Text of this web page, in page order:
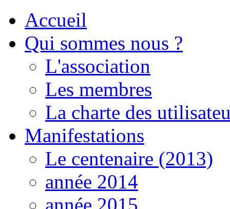
Accueil
Qui sommes nous ?
L'association
Les membres
La charte des
Manifestations
Le centenaire (2013)
année 2014